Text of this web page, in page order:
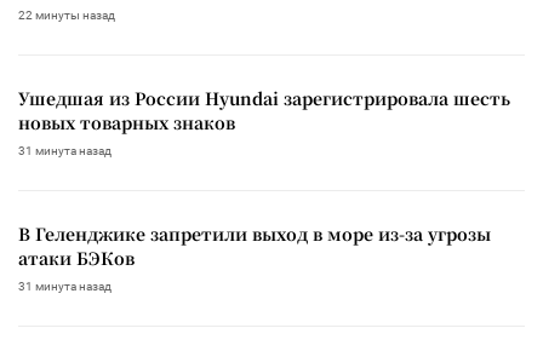
22 минуты назад
Ушедшая из России Hyundai зарегистрировала шесть
новых товарных знаков
31 минута назад
В Геленджике запретили выход в море из-за угрозы
атаки БЭКов
31 минута назад